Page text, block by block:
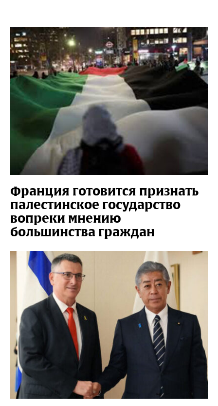
Франция готовится признать
палестинское государство
вопреки мнению
большинства граждан